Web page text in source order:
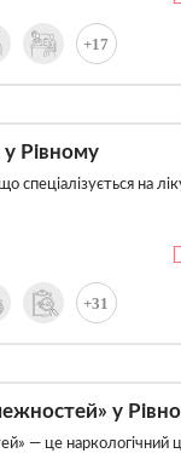
+17
Рівному
на
+31
у
— це наркологічний